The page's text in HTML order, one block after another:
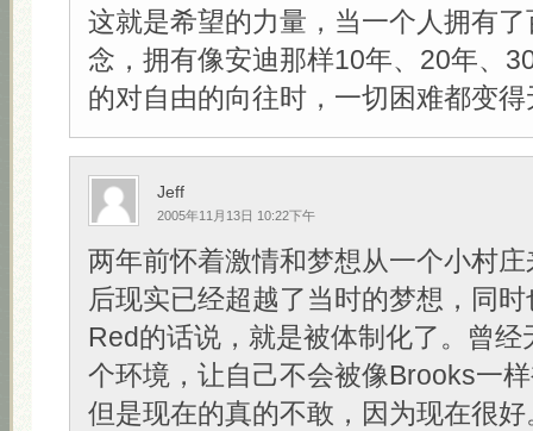
这就是希望的力量，当一个人拥有
念，拥有像安迪那样10年、20年、
的对自由的向往时，一切困难都变
Jeff
2005年11月13日 10:22下午
两年前怀着激情和梦想从一个小村
后现实已经超越了当时的梦想，同
Red的话说，就是被体制化了。曾经
个环境，让自己不会被像Brooks一
但是现在的真的不敢，因为现在很